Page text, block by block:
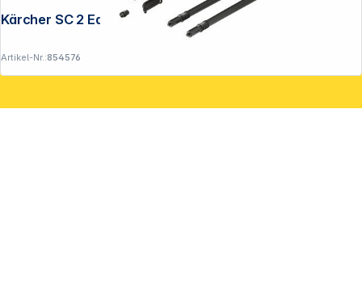
Kärcher SC 2 EasyFix
Artikel-Nr.:854576